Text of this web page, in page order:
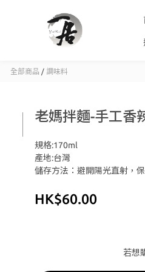
全部商品 / 調味料
老媽拌麵-手工香
規格:170ml
產地:台灣
儲存方法：避開陽光直射，
HK$60.00
若想